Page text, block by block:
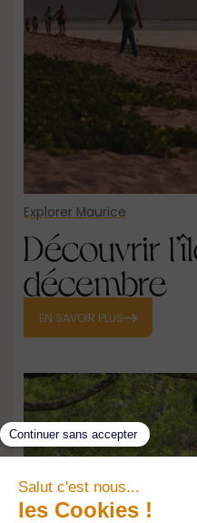
Explorer Maurice
Découvrir
décembre
EN SAVOIR PLUS